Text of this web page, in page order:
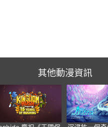
其他動漫資訊